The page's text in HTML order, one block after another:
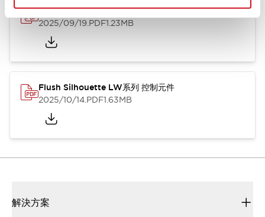
Flush Silhouette LW系列 控制元件 (英文版)
2025/09/19.PDF1.23MB
Flush Silhouette LW系列 控制元件
2025/10/14.PDF1.63MB
解決方案